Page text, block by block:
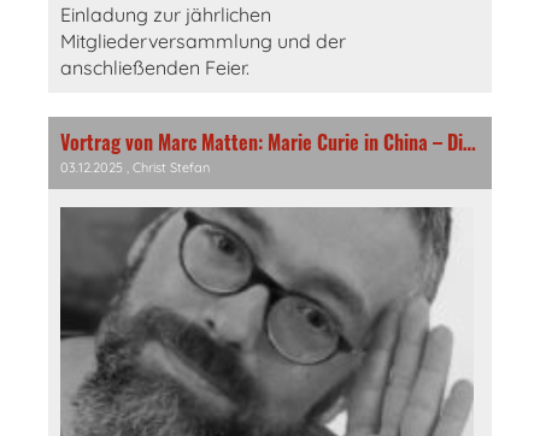
Einladung zur jährlichen
Mitgliederversammlung und der
anschließenden Feier.
Vortrag von Marc Matten: Marie Curie in China – Die Geschichte einer globalen Ikone
03.12.2025 , Christ Stefan